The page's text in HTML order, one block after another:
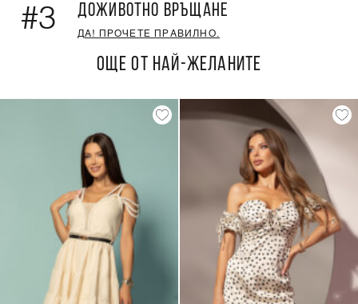
#3 ДОЖИВОТНО ВРЪЩАНЕ
ДА! ПРОЧЕТЕ ПРАВИЛНО.
ОЩЕ ОТ НАЙ-ЖЕЛАНИТЕ